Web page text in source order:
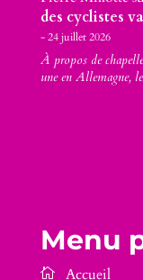
des cyclistes
24 juillet 2026
À propos de
une en Allemagne,
Menu